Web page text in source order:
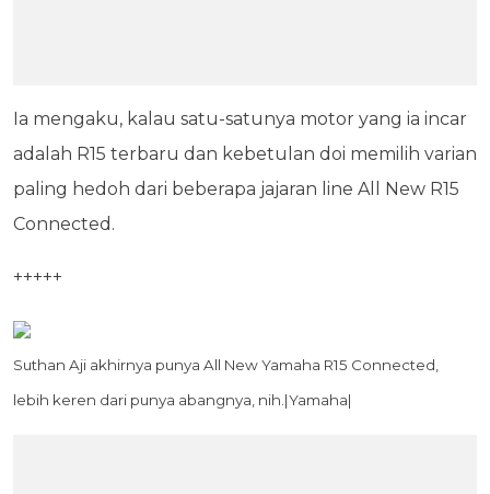
Ia mengaku, kalau satu-satunya motor yang ia incar
adalah R15 terbaru dan kebetulan doi memilih varian
paling hedoh dari beberapa jajaran line All New R15
Connected.
+++++
Suthan Aji akhirnya punya All New Yamaha R15 Connected,
lebih keren dari punya abangnya, nih.|Yamaha|